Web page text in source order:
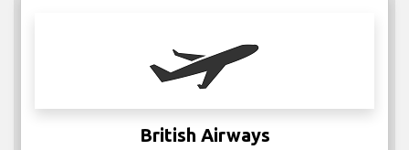
British Airways